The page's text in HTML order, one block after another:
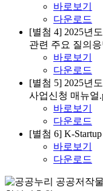
바로보기
다운로드
[별첨 4] 2025년
관련 주요 질의
바로보기
다운로드
[별첨 5] 2025년
사업신청 매뉴얼
바로보기
다운로드
[별첨 6] K-
바로보기
다운로드